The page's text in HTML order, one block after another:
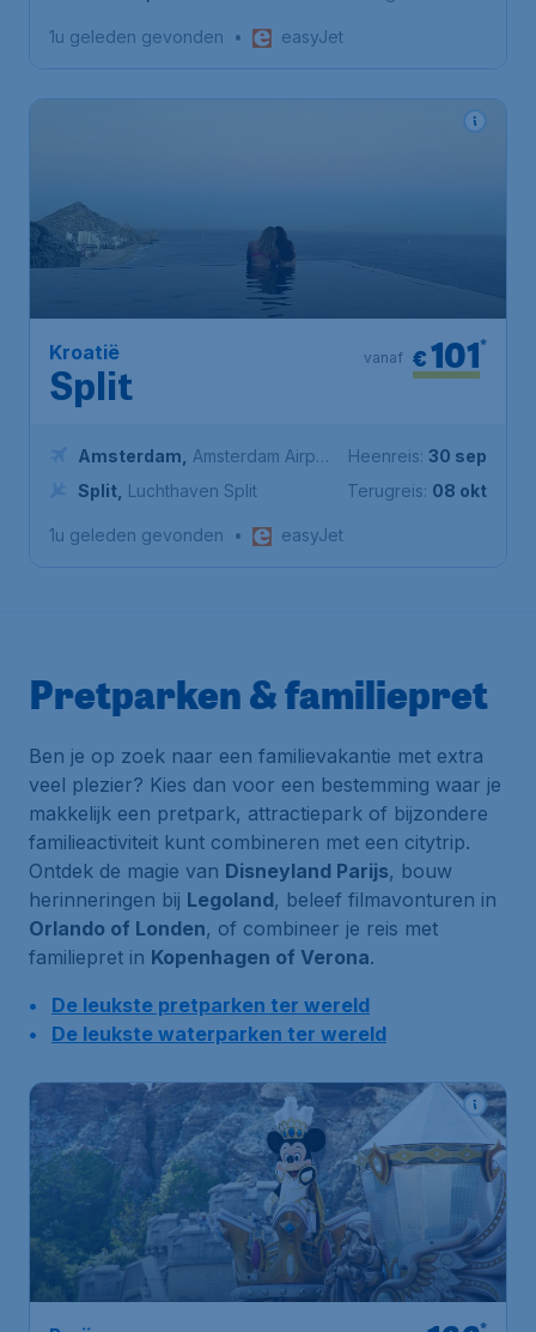
1u geleden gevonden • easyJet
Kroatië
Split
€101*
vanaf
Amsterdam
Amsterdam Airport
Schiphol
Split Luchthaven Split
Heenreis: 30 sep
Terugreis: 08 okt
1u geleden gevonden • easyJet
Pretparken & familiepret
Ben je op zoek naar een familievakantie met extra
veel plezier? Kies dan voor een bestemming waar je
makkelijk een pretpark, attractiepark of bijzondere
familieactiviteit kunt combineren met een citytrip.
Ontdek de magie van Disneyland Parijs, bouw
herinneringen bij Legoland, beleef filmavonturen in
Orlando of Londen, of combineer je reis met
familiepret in Kopenhagen of Verona.
De leukste pretparken ter wereld
De leukste waterparken ter wereld